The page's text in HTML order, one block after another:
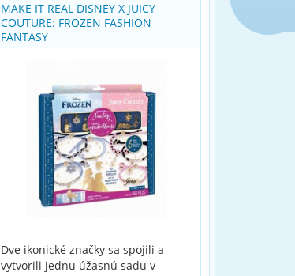
MAKE IT REAL DISNEY X JUICY
COUTURE: FROZEN FASHION
FANTASY
Dve ikonické značky sa spojili a
vytvorili jednu úžasnú sadu v